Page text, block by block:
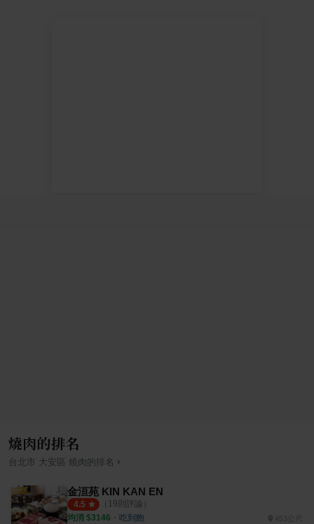
燒肉的排名
台北市 大安區 燒肉的排名 ›
金洹苑 KIN KAN EN
4.5 （ 19則評論）
均消 $3146 ・ 吃到飽 453公尺